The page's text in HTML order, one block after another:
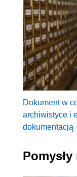
Dokument w
archiwistyce i
dokumentacją